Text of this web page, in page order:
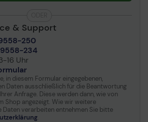
& Support
250
9558-234
16 Uhr
in diesem Formular eingegebenen,
Daten ausschließlich für die Beantwortung
Anfrage. Diese werden dann, wie von
Shop angezeigt. Wie wir weitere
Daten verarbeiten entnehmen Sie bitte
.